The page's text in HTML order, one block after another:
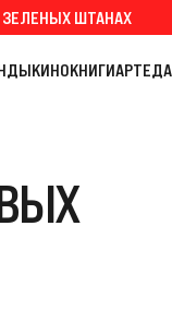
ШТАНАХ
КИНОКНИГИАРТЕДА